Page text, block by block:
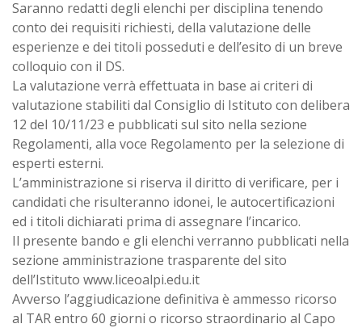
Saranno redatti degli elenchi per disciplina tenendo
conto dei requisiti richiesti, della valutazione delle
esperienze e dei titoli posseduti e dell’esito di un breve
colloquio con il DS.
La valutazione verrà effettuata in base ai criteri di
valutazione stabiliti dal Consiglio di Istituto con delibera
12 del 10/11/23 e pubblicati sul sito nella sezione
Regolamenti, alla voce Regolamento per la selezione di
esperti esterni.
L’amministrazione si riserva il diritto di verificare, per i
candidati che risulteranno idonei, le autocertificazioni
ed i titoli dichiarati prima di assegnare l’incarico.
Il presente bando e gli elenchi verranno pubblicati nella
sezione amministrazione trasparente del sito
dell’Istituto www.liceoalpi.edu.it
Avverso l’aggiudicazione definitiva è ammesso ricorso
al TAR entro 60 giorni o ricorso straordinario al Capo